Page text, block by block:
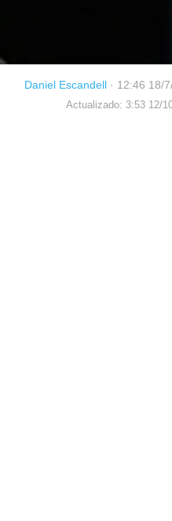
Daniel Escandell · 12:46 18/
Actualizado: 3:53 12/